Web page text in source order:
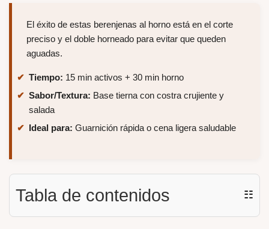
El éxito de estas berenjenas al horno está en el corte
preciso y el doble horneado para evitar que queden
aguadas.
Tiempo: 15 min activos + 30 min horno
Sabor/Textura: Base tierna con costra crujiente y
salada
Ideal para: Guarnición rápida o cena ligera saludable
Tabla de contenidos ☷